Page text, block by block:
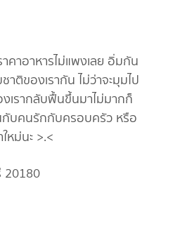
คาอาหารไม่แพงเลย อิ่มกัน
ติของเรากัน ไม่ว่าจะมุมไป
งเรากลับฟื้นขึ้นมาไม่มากก็
กับคนรักกับครอบครัว หรือ
หม่นะ >.<
20180